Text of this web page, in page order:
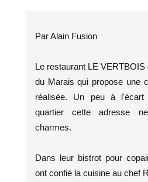
Par Alain Fusion
Le restaurant LE VERTBOIS
du Marais qui propose une
réalisée. Un peu à l'écart
quartier cette adresse
charmes.
Dans leur bistrot pour
ont confié la cuisine au chef